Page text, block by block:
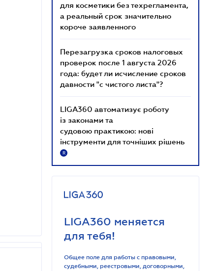
для косметики без техрегламента,
а реальный срок значительно
короче заявленного
Перезагрузка сроков налоговых
проверок после 1 августа 2026
года: будет ли исчисление сроков
давности "с чистого листа"?
LIGA360 автоматизує роботу
із законами та
судовою практикою: нові
інструменти для точніших рішень
R
LIGA360 меняется
для тебя!
Общее поле для работы с правовыми,
судебными, реестровыми, договорными,